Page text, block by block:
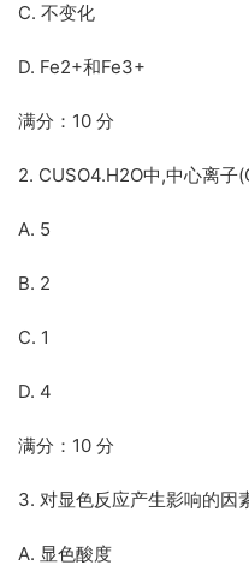
C. 不变化
D. Fe2+和Fe3+
满分：10 分
2. CUSO4.H2O中,中心离子
A. 5
B. 2
C. 1
D. 4
满分：10 分
3. 对显色反应产生影响的因
A. 显色酸度